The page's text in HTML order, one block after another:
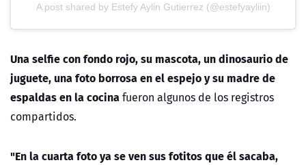
A post shared by Estefy Aylin Gutierrez (@estefyayliin)
Una selfie con fondo rojo, su mascota, un dinosaurio de
juguete, una foto borrosa en el espejo y su madre de
espaldas en la cocinafueron algunos de los registros
compartidos.
"En la cuarta foto ya se ven sus fotitos que él sacaba,